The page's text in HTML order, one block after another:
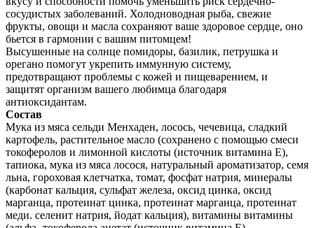
сосудистых заболеваний. Холодноводная рыба, свежие
фрукты, овощи и масла сохраняют ваше здоровое сердце, оно
бьется в гармонии с вашим питомцем!
Высушенные на солнце помидоры, базилик, петрушка и
орегано помогут укрепить иммунную систему,
предотвращают проблемы с кожей и пищеварением, и
защитят организм вашего любимца благодаря
антиоксидантам.
Состав
Мука из мяса сельди Менхаден, лосось, чечевица, сладкий
картофель, растительное масло (сохранено с помощью смеси
токоферолов и лимонной кислоты (источник витамина Е),
тапиока, мука из мяса лосося, натуральный ароматизатор, семя
льна, гороховая клетчатка, томат, фосфат натрия, минералы
(карбонат кальция, сульфат железа, оксид цинка, оксид
марганца, протеинат цинка, протеинат марганца, протеинат
меди. селенит натрия, йодат кальция), витамины витамины